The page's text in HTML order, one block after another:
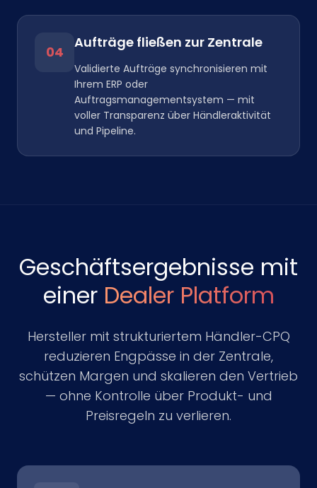
04
Aufträge fließen zur Zentrale
Validierte Aufträge synchronisieren mit
Ihrem ERP oder
Auftragsmanagementsystem — mit
voller Transparenz über Händleraktivität
und Pipeline.
Geschäftsergebnisse mit
einer Dealer Platform
Hersteller mit strukturiertem Händler-CPQ
reduzieren Engpässe in der Zentrale,
schützen Margen und skalieren den Vertrieb
— ohne Kontrolle über Produkt- und
Preisregeln zu verlieren.